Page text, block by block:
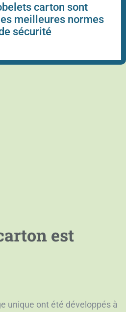
est
unique ont été développés à
carton sont
meilleures normes
sécurité